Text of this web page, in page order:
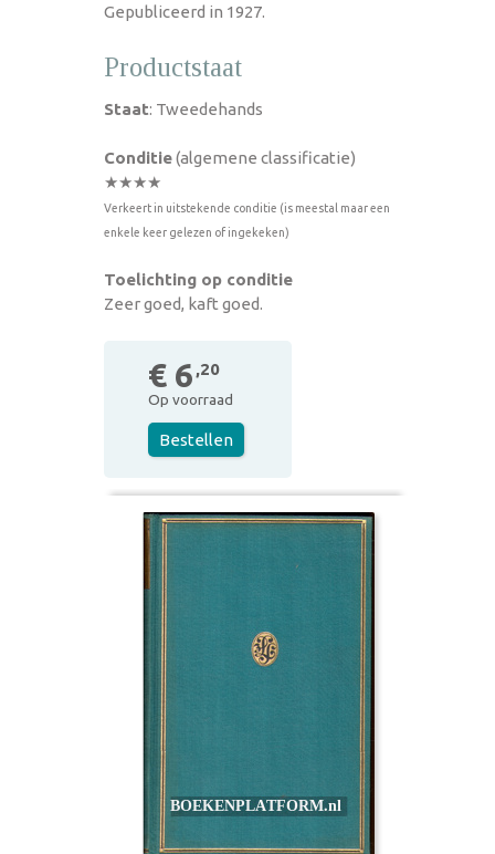
Gepubliceerd in 1927.
Productstaat
Staat: Tweedehands
Conditie(algemene classificatie)
★★★★
Verkeert in uitstekende conditie (is meestal maar een
enkele keer gelezen of ingekeken)
Toelichting op conditie
Zeer goed, kaft goed.
€ 6 ,20
Op voorraad
Bestellen